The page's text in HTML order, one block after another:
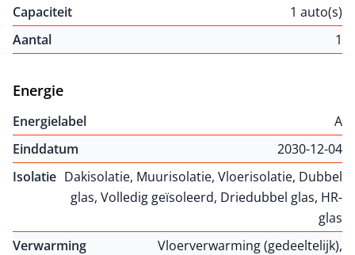
Capaciteit
1 auto(s)
Aantal
1
Energie
Energielabel
A
Einddatum
2030-12-04
Isolatie Dakisolatie, Muurisolatie, Vloerisolatie, Dubbel
glas, Volledig geïsoleerd, Driedubbel glas, HR-
glas
Verwarming
Vloerverwarming (gedeeltelijk),